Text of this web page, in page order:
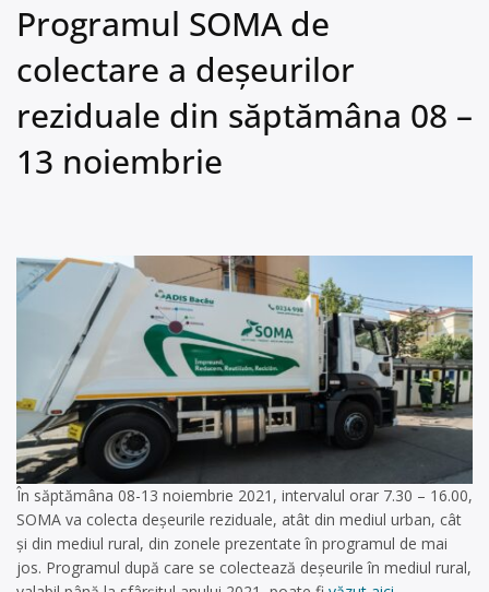
Programul SOMA de
colectare a deșeurilor
reziduale din săptămâna 08 –
13 noiembrie
În săptămâna 08-13 noiembrie 2021, intervalul orar 7.30 – 16.00,
SOMA va colecta deșeurile reziduale, atât din mediul urban, cât
și din mediul rural, din zonele prezentate în programul de mai
jos. Programul după care se colectează deșeurile în mediul rural,